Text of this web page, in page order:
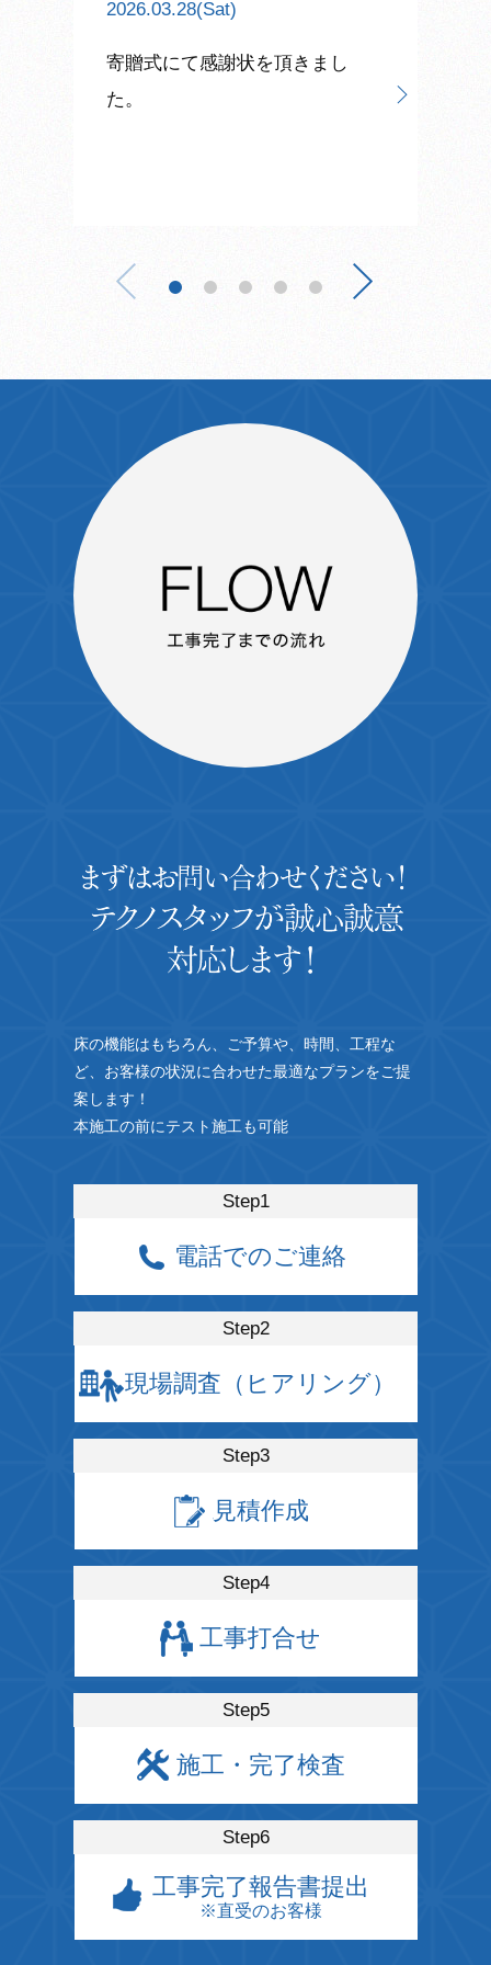
2026.03.28(Sat)
寄贈式にて感謝状を頂きまし
た。
床の機能はもちろん、ご予算や、時間、工程な
ど、お客様の状況に合わせた最適なプランをご提
案します！
本施工の前にテスト施工も可能
Step1
電話でのご連絡
Step2
現場調査 （ヒアリング）
Step3
見積作成
Step4
工事打合せ
Step5
施工・完了検査
Step6
工事完了報告書提出
※直受のお客様